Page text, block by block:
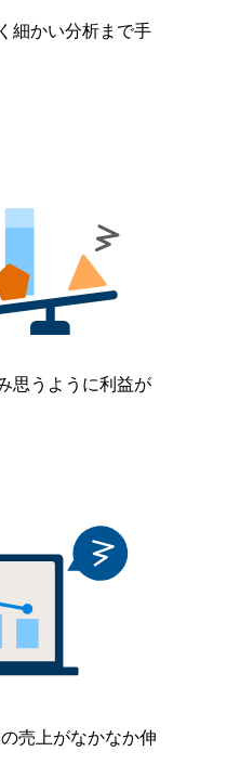
細かい分析まで手
思うように利益が
売上がなかなか伸